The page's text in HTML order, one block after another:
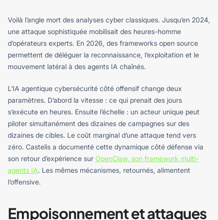
Voilà l’angle mort des analyses cyber classiques. Jusqu’en 2024,
une attaque sophistiquée mobilisait des heures-homme
d’opérateurs experts. En 2026, des frameworks open source
permettent de déléguer la reconnaissance, l’exploitation et le
mouvement latéral à des agents IA chaînés.
L’IA agentique cybersécurité côté offensif change deux
paramètres. D’abord la vitesse : ce qui prenait des jours
s’exécute en heures. Ensuite l’échelle : un acteur unique peut
piloter simultanément des dizaines de campagnes sur des
dizaines de cibles. Le coût marginal d’une attaque tend vers
zéro. Castelis a documenté cette dynamique côté défense via
son retour d’expérience sur OpenClaw, son framework multi-
agents IA. Les mêmes mécanismes, retournés, alimentent
l’offensive.
Empoisonnement et attaques